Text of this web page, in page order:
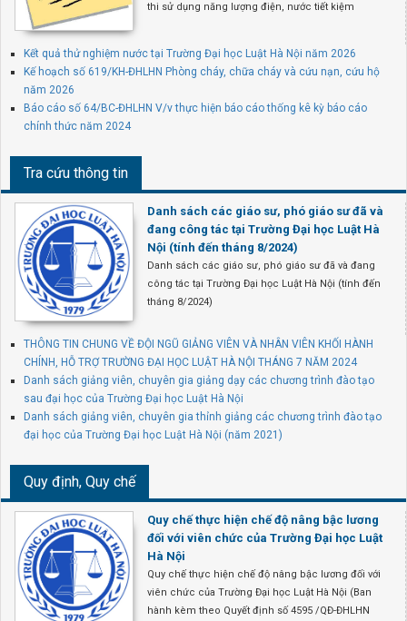
thi sử dụng năng lượng điện, nước tiết kiệm
Kết quả thử nghiệm nước tại Trường Đại học Luật Hà Nội năm 2026
Kế hoạch số 619/KH-ĐHLHN Phòng cháy, chữa cháy và cứu nạn, cứu hộ
năm 2026
Báo cáo số 64/BC-ĐHLHN V/v thực hiện báo cáo thống kê kỳ báo cáo
chính thức năm 2024
Tra cứu thông tin
Danh sách các giáo sư, phó giáo sư đã và
đang công tác tại Trường Đại học Luật Hà
Nội (tính đến tháng 8/2024)
Danh sách các giáo sư, phó giáo sư đã và đang
công tác tại Trường Đại học Luật Hà Nội (tính đến
tháng 8/2024)
THÔNG TIN CHUNG VỀ ĐỘI NGŨ GIẢNG VIÊN VÀ NHÂN VIÊN KHỐI HÀNH
CHÍNH, HỖ TRỢ TRƯỜNG ĐẠI HỌC LUẬT HÀ NỘI THÁNG 7 NĂM 2024
Danh sách giảng viên, chuyên gia giảng dạy các chương trình đào tạo
sau đại học của Trường Đại học Luật Hà Nội
Danh sách giảng viên, chuyên gia thỉnh giảng các chương trình đào tạo
đại học của Trường Đại học Luật Hà Nội (năm 2021)
Quy định, Quy chế
Quy chế thực hiện chế độ nâng bậc lương
đối với viên chức của Trường Đại học Luật
Hà Nội
Quy chế thực hiện chế độ nâng bậc lương đối với
viên chức của Trường Đại học Luật Hà Nội (Ban
hành kèm theo Quyết định số 4595 /QĐ-ĐHLHN